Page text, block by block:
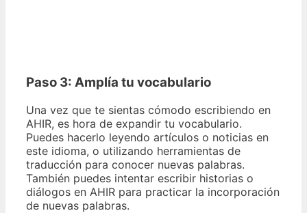
Paso 3: Amplía tu vocabulario
Una vez que te sientas cómodo escribiendo en
AHIR, es hora de expandir tu vocabulario.
Puedes hacerlo leyendo artículos o noticias en
este idioma, o utilizando herramientas de
traducción para conocer nuevas palabras.
También puedes intentar escribir historias o
diálogos en AHIR para practicar la incorporación
de nuevas palabras.